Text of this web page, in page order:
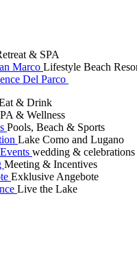
& SPA
Marco Lifestyle Beach
Del Parco
& Drink
& Wellness
Pools, Beach & Sports
Lake Como and Lugano
wedding & celebrations
Meeting & Incentives
Exklusive Angebote
Live the Lake